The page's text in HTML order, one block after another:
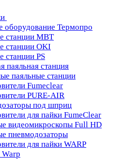
оборудование Термопро
станции MBT
станции OKI
станции PS
паяльная станция
паяльные станции
Fumeclear
PURE-AIR
под шприц
для пайки FumeClear
видеомикроскопы Full HD
пневмодозаторы
для пайки WARP